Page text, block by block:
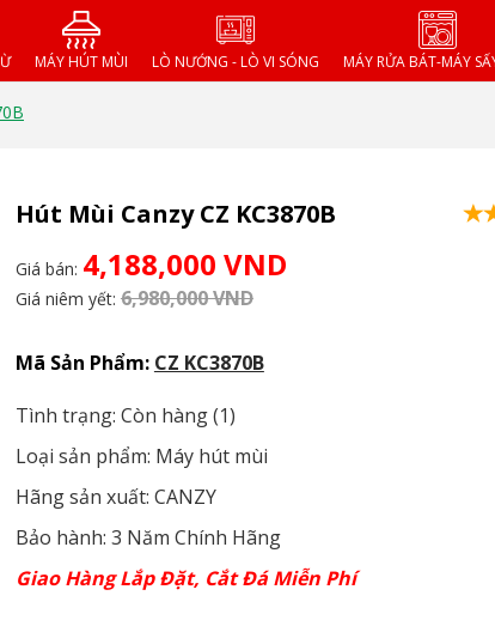
MÁY HÚT MÙI LÒ NƯỚNG - LÒ VI SÓNG MÁY RỬA BÁT-MÁY
Hút Mùi Canzy CZ KC3870B
Giá bán: 4,188,000 VND
Giá niêm yết: 6,980,000 VND
Mã Sản Phẩm: CZ KC3870B
Tình trạng: Còn hàng (1)
Loại sản phẩm: Máy hút mùi
Hãng sản xuất: CANZY
Bảo hành: 3 Năm Chính Hãng
Giao Hàng Lắp Đặt, Cắt Đá Miễn Phí